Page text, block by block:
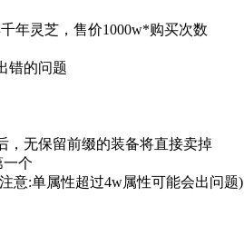
年灵芝，售价1000w*购买次数
错的问题
，无保留前缀的装备将直接卖掉
一个
意:单属性超过4w属性可能会出问题)